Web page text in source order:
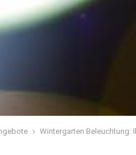
Wintergarten Beleuchtung: